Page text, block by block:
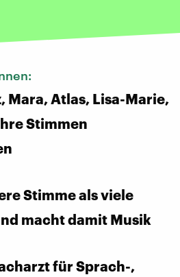
Mara, Atlas, Lisa-Marie,
Stimmen
Stimme als viele
macht damit Musik
für Sprach-,